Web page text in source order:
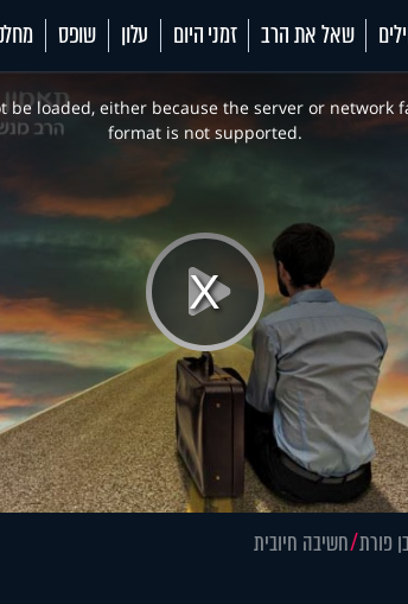
שאל את הרב זמני היום עלון שופס
Play
be loaded, either because the server or network
format is not supported.
פורת חשיבה חיובית